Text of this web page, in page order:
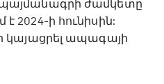
ժամկետը
2024-ի հունիսին:
կայացրել ապագայի